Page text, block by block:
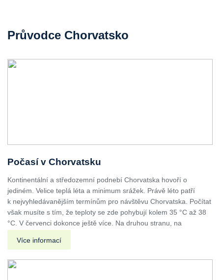
Průvodce Chorvatsko
Počasí v Chorvatsku
Kontinentální a středozemní podnebí Chorvatska hovoří o
jediném. Velice teplá léta a minimum srážek. Právě léto patří
k nejvyhledávanějším termínům pro návštěvu Chorvatska. Počítat
však musíte s tím, že teploty se zde pohybují kolem 35 °C až 38
°C. V červenci dokonce ještě více. Na druhou stranu, na
Více informací